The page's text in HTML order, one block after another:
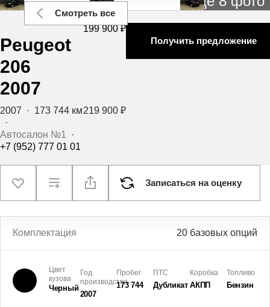
Смотреть все
Peugeot
206
2007
199 900 ₽
2007 · 173 744 км
·
Автосалон №1 ·
+7 (952) 777 01 01
219 900 ₽
Получить предложение
Записаться на оценку
Комплектация 20 базовых опций
Цвет
кузова
Черный
Год
производства
2007
Пробег
173 744
ПТС
Дубликат
Коробка
АКПП
Топливо
Бензин